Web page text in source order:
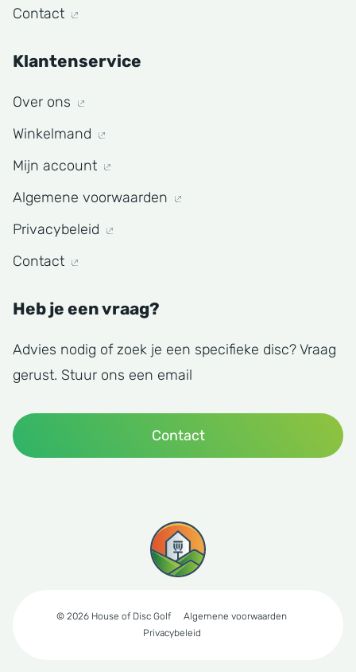
Contact
Klantenservice
Over ons
Winkelmand
Mijn account
Algemene voorwaarden
Privacybeleid
Contact
Heb je een vraag?
Advies nodig of zoek je een specifieke disc? Vraag
gerust. Stuur ons een email
Contact
© 2026 House of Disc Golf
Algemene voorwaarden
Privacybeleid